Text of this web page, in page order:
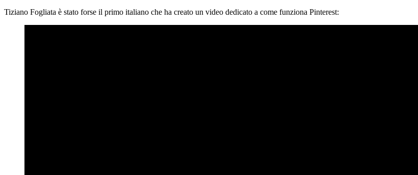
Tiziano Fogliata è stato forse il primo italiano che ha creato un video dedicato a come funziona Pinterest: